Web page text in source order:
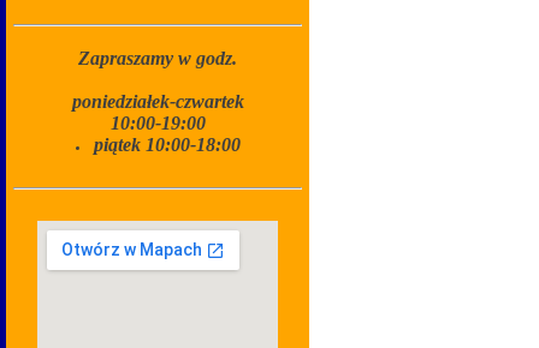
Zapraszamy w godz.
poniedziałek-czwartek
10:00-19:00
piątek 10:00-18:00